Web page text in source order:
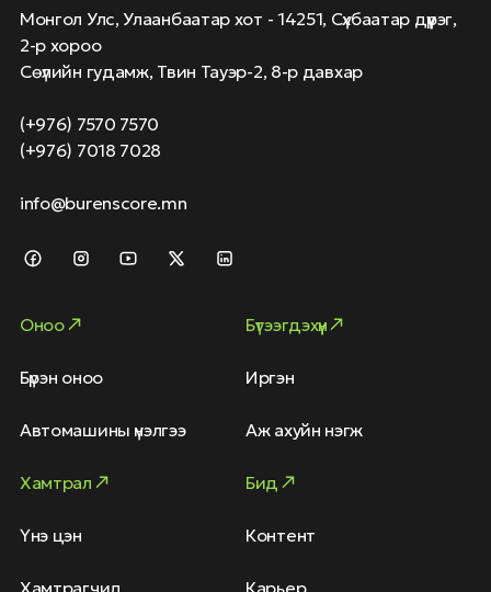
Монгол Улс, Улаанбаатар хот - 14251, Сүхбаатар дүүрэг,
2-р хороо
Сөүлийн гудамж, Твин Тауэр-2, 8-р давхар
(+976) 7570 7570
(+976) 7018 7028
info@burenscore.mn
Оноо
Бүрэн оноо
Автомашины үнэлгээ
Бүтээгдэхүүн
Иргэн
Аж ахуйн нэгж
Хамтрал
Үнэ цэн
Хамтрагчид
Бид
Контент
Карьер